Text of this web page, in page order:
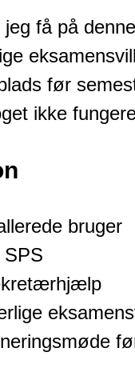
få på
før
ikke
bruger